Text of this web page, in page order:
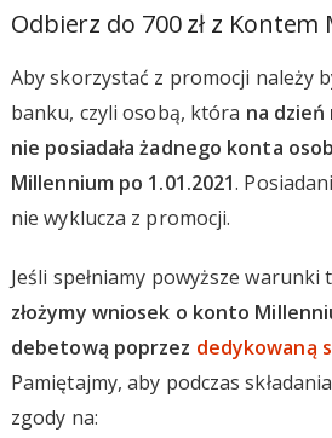
Odbierz do 700 zł z
Aby skorzystać z promocji należy
banku, czyli osobą, która na
nie posiadała żadnego konta
Millennium po 1.01.2021.
nie wyklucza z promocji.
Jeśli spełniamy powyższe warunki
złożymy wniosek o konto
debetową poprzez dedykowaną
Pamiętajmy, aby podczas
zgody na: